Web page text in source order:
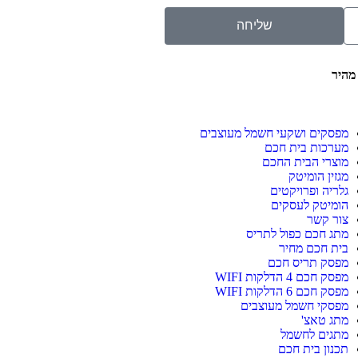
שליחה
מהיר
מפסקים ושקעי חשמל מעוצבים
מערכות בית חכם
מוצרי הבית החכם
מגזין הומיטק
גלריה ופרויקטים
הומיטק לעסקים
צור קשר
מתג חכם כפול לתריס
בית חכם מחיר
מפסק תריס חכם
מפסק חכם 4 הדלקות WIFI
מפסק חכם 6 הדלקות WIFI
מפסקי חשמל מעוצבים
מתג טאצ'
מתגים לחשמל
תכנון בית חכם